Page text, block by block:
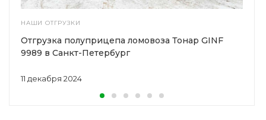
НАШИ ОТГРУЗКИ
11 декабря 2024
Отгрузка полуприцепа ломовоза Тонар GINF
9989 в Санкт-Петербург